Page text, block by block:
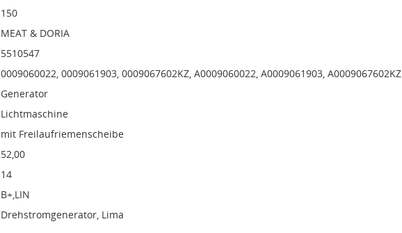
150
MEAT & DORIA
5510547
0009060022, 0009061903, 0009067602KZ, A0009060022, A0009061903, A0009067602KZ
Generator
Lichtmaschine
mit Freilaufriemenscheibe
52,00
14
B+,LIN
Drehstromgenerator, Lima